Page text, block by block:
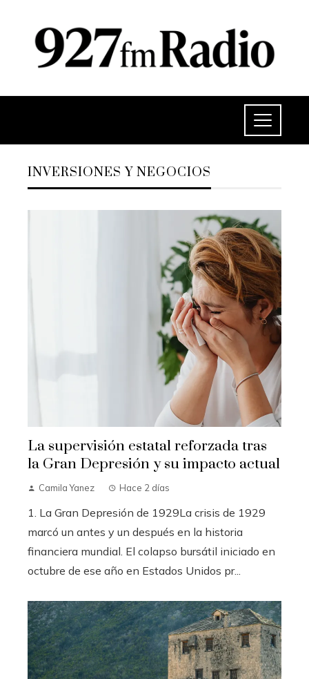
INVERSIONES Y NEGOCIOS
La supervisión estatal reforzada tras
la Gran Depresión y su impacto actual
Camila Yanez Hace 2 días
1. La Gran Depresión de 1929La crisis de 1929
marcó un antes y un después en la historia
financiera mundial. El colapso bursátil iniciado en
octubre de ese año en Estados Unidos pr...